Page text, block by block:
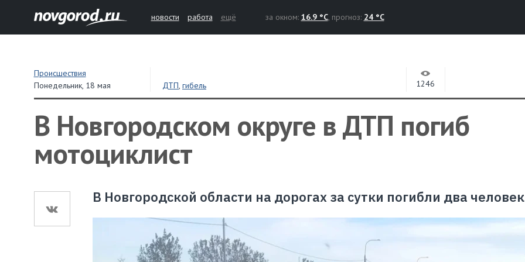
новости работа ещё за окном: 16.9 °C, прогноз: 24 °C
Происшествия
Понедельник, 18 мая ДТП,гибель 1246
В Новгородском округе в ДТП погиб
мотоциклист
В Новгородской области на дорогах за сутки погибли два